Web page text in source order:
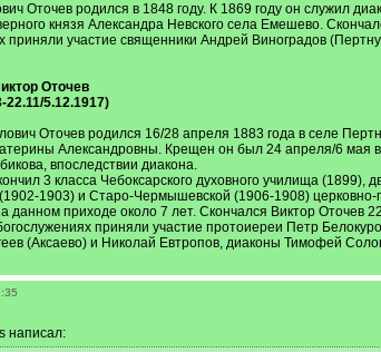
Оточев родился в 1848 году. К 1869 году он служил
князя Александра Невского села Емешево.
приняли участие священники Андрей Виноградов
Оточев
22.11/5.12.1917)
Оточев родился 16/28 апреля 1883 года в селе
Александровны. Крещен он был 24 апреля/6 мая
впоследствии диакона.
3 класса Чебоксарского духовного училища
(1902-1903) и Старо-Чермышевской (1906-1908)
данном приходе около 7 лет. Скончался Виктор Оточев
приняли участие протоиереи Петр
(Аксаево) и Николай Евтропов, диаконы Тимофей
написал: